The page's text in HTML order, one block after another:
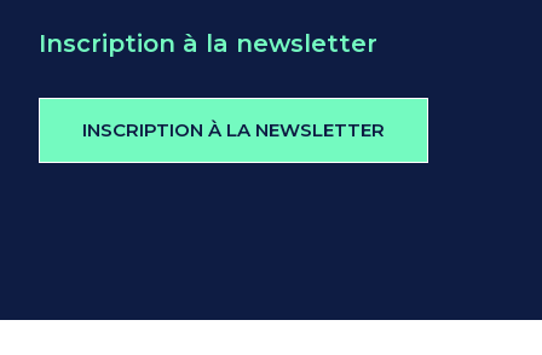
Inscription à la newsletter
INSCRIPTION À LA NEWSLETTER